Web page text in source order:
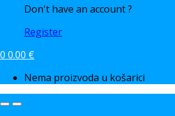
Don't have an account ?
Register
0 0.00 €
Nema proizvoda u košarici